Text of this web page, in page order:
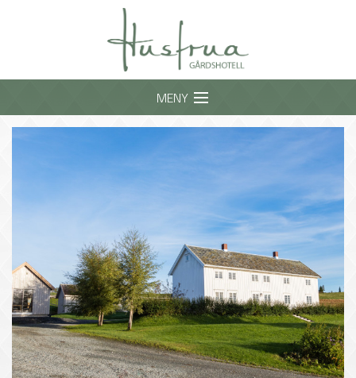
MENY
Overnatting
Om Husfrua
Booking